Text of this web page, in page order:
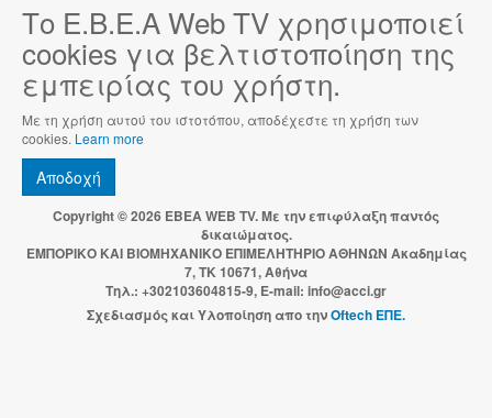
Το Ε.Β.Ε.Α Web TV χρησιμοποιεί
cookies για βελτιστοποίηση της
εμπειρίας του χρήστη.
Με τη χρήση αυτού του ιστοτόπου, αποδέχεστε τη χρήση των
cookies. Learn more
Αποδοχή
Copyright © 2026 EBEA WEB TV. Με την επιφύλαξη παντός
δικαιώματος.
ΕΜΠΟΡΙΚΟ ΚΑΙ ΒΙΟΜΗΧΑΝΙΚΟ ΕΠΙΜΕΛΗΤΗΡΙΟ ΑΘΗΝΩΝ Ακαδημίας
7, ΤΚ 10671, Αθήνα
Τηλ.: +302103604815-9, E-mail: info@acci.gr
Σχεδιασμός και Υλοποίηση απο τηνOftech ΕΠΕ.